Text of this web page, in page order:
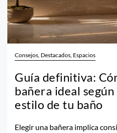
Consejos, Destacados, Espacios
Guía definitiva:
bañera ideal
estilo de tu baño
Elegir una bañera implica